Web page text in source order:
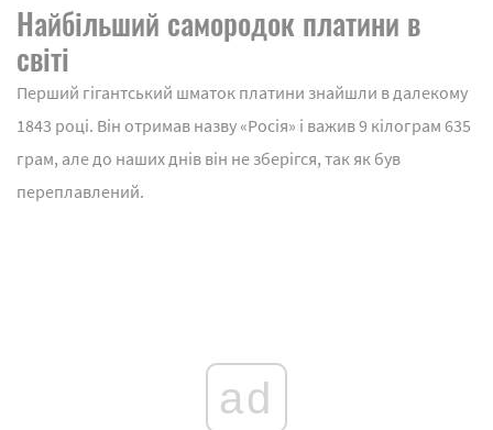
Найбільший самородок платини в
світі
Перший гігантський шматок платини знайшли в далекому
1843 році. Він отримав назву «Росія» і важив 9 кілограм 635
грам, але до наших днів він не зберігся, так як був
переплавлений.
ad